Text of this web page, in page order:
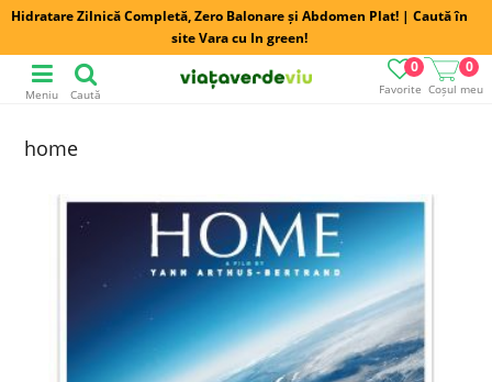
Hidratare Zilnică Completă, Zero Balonare și Abdomen Plat! | Caută în
site Vara cu In green!
Favorite
0
Coșul meu
0
Meniu Caută
home